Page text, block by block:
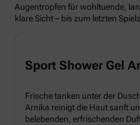
Augentropfen für wohltuende,
klare Sicht – bis zum letzten
Sport Shower Gel
Frische tanken unter der
Arnika reinigt die Haut sanft
belebenden, erfrischenden